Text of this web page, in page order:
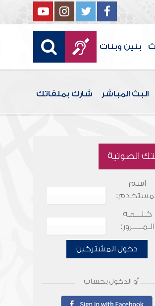
بنين وبنات
البث المباشر شارك بملفاتك
الصوتية
اسم
كـلـــمـة
الـمـــــرور:
دخول المشتركين
أو الدخول بحساب